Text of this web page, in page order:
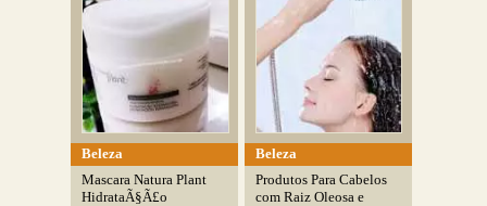
Beleza
Mascara Natura Plant
HidrataÃ§Ã£o
Beleza
Produtos Para Cabelos
com Raiz Oleosa e